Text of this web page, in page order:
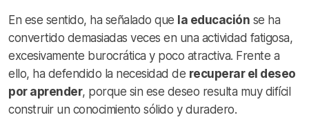
En ese sentido, ha señalado que la educación se ha
convertido demasiadas veces en una actividad fatigosa,
excesivamente burocrática y poco atractiva. Frente a
ello, ha defendido la necesidad de recuperar el deseo
por aprender, porque sin ese deseo resulta muy difícil
construir un conocimiento sólido y duradero.